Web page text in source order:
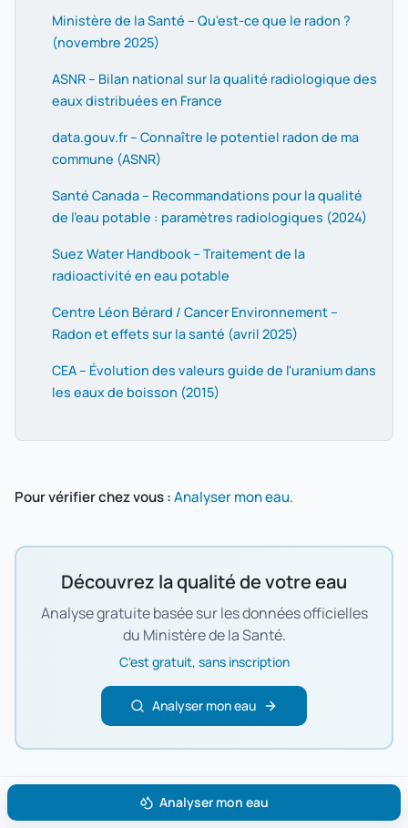
Analyser mon eau
Ministère de la Santé – Qu'est-ce que le radon ?
(novembre 2025)
ASNR – Bilan national sur la qualité radiologique des
eaux distribuées en France
data.gouv.fr – Connaître le potentiel radon de ma
commune (ASNR)
Santé Canada – Recommandations pour la qualité
de l'eau potable : paramètres radiologiques (2024)
Suez Water Handbook – Traitement de la
radioactivité en eau potable
Centre Léon Bérard / Cancer Environnement –
Radon et effets sur la santé (avril 2025)
CEA – Évolution des valeurs guide de l'uranium dans
les eaux de boisson (2015)
Pour vérifier chez vous :Analyser mon eau.
Découvrez la qualité de votre eau
Analyse gratuite basée sur les données officielles
du Ministère de la Santé.
C'est gratuit, sans inscription
Analyser mon eau